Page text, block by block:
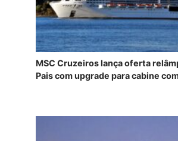
MSC Cruzeiros lança oferta
Pais com upgrade para cabine